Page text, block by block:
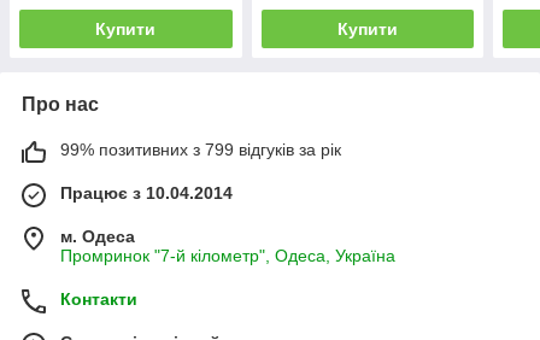
Купити Купити
Про нас
99% позитивних з 799 відгуків за рік
Працює з 10.04.2014
м. Одеса
Промринок "7-й кілометр", Одеса, Україна
Контакти